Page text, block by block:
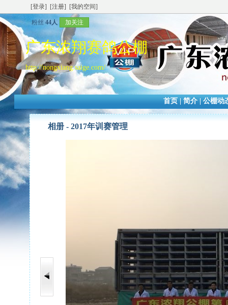
[登录] [注册] [我的空间]
粉丝 44人 加关注
广东浓翔赛鸽公棚
http://nongxiang.saige.com/
首页|简介|公棚动
相册 - 2017年训赛管理